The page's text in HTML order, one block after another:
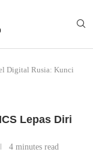
Digital Rusia: Kunci
Lepas Diri
4 minutes read